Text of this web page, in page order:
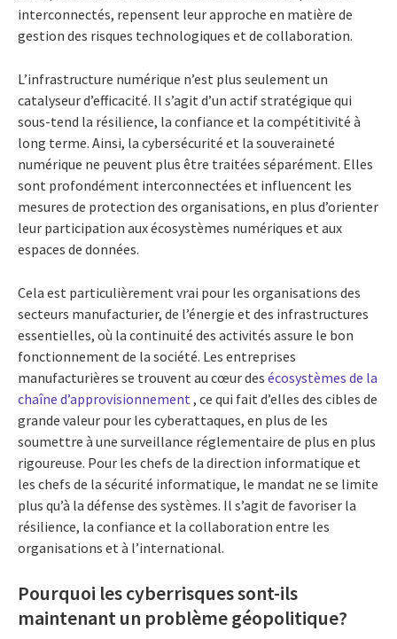
interconnectés, repensent leur approche en matière de
gestion des risques technologiques et de collaboration.
L’infrastructure numérique n’est plus seulement un
catalyseur d’efficacité. Il s’agit d’un actif stratégique qui
sous-tend la résilience, la confiance et la compétitivité à
long terme. Ainsi, la cybersécurité et la souveraineté
numérique ne peuvent plus être traitées séparément. Elles
sont profondément interconnectées et influencent les
mesures de protection des organisations, en plus d’orienter
leur participation aux écosystèmes numériques et aux
espaces de données.
Cela est particulièrement vrai pour les organisations des
secteurs manufacturier, de l’énergie et des infrastructures
essentielles, où la continuité des activités assure le bon
fonctionnement de la société. Les entreprises
manufacturières se trouvent au cœur des écosystèmes de la
chaîne d’approvisionnement , ce qui fait d’elles des cibles de
grande valeur pour les cyberattaques, en plus de les
soumettre à une surveillance réglementaire de plus en plus
rigoureuse. Pour les chefs de la direction informatique et
les chefs de la sécurité informatique, le mandat ne se limite
plus qu’à la défense des systèmes. Il s’agit de favoriser la
résilience, la confiance et la collaboration entre les
organisations et à l’international.
Pourquoi les cyberrisques sont-ils
maintenant un problème géopolitique?